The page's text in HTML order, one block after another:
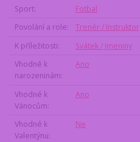
Sport
Fotbal
Povolání a role
Trenér / Instruktor
K příležitosti
Svátek / Jmeniny
Vhodné k
narozeninám
Ano
Vhodné k
Vánocům
Ano
Vhodné k
Valentýnu
Ne